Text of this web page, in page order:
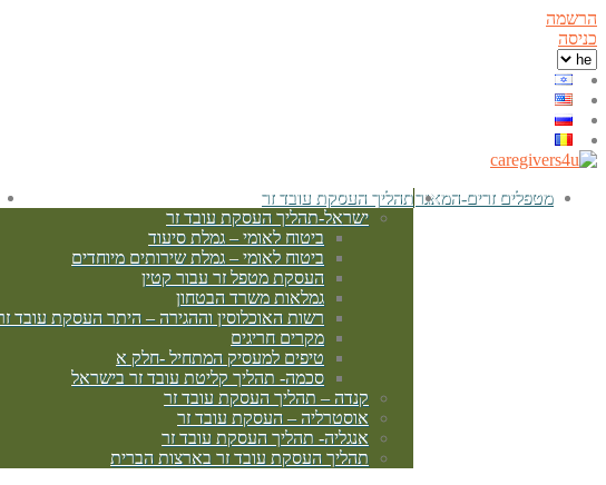
הרשמה
כניסה
מטפלים זרים-המאגרתהליך העסקת עובד זר
ישראל-תהליך העסקת עובד זר
ביטוח לאומי – גמלת סיעוד
ביטוח לאומי – גמלת שירותים מיוחדים
העסקת מטפל זר עבור קטין
גמלאות משרד הבטחון
רשות האוכלוסין וההגירה – היתר העסקת עובד
מקרים חריגים
טיפים למעסיק המתחיל -חלק א
סכמה- תהליך קליטת עובד זר בישראל
קנדה – תהליך העסקת עובד זר
אוסטרליה – העסקת עובד זר
אנגליה- תהליך העסקת עובד זר
תהליך העסקת עובד זר בארצות הברית